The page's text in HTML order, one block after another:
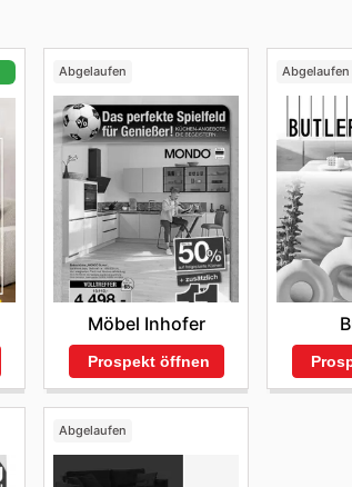
Abgelaufen
Möbel Inhofer
Prospekt öffnen
Abgelaufen
Abgelaufen